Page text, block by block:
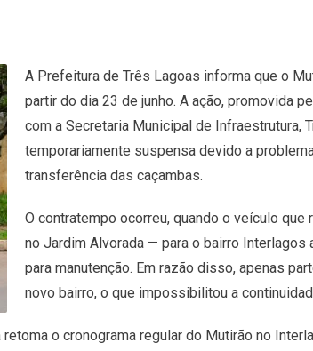
A Prefeitura de Três Lagoas informa que o
partir do dia 23 de junho. A ação, promovida
com a Secretaria Municipal de Infraestrutura,
temporariamente suspensa devido a
transferência das caçambas.
O contratempo ocorreu, quando o veículo
no Jardim Alvorada — para o bairro
para manutenção. Em razão disso, apenas
novo bairro, o que impossibilitou a
o cronograma regular do Mutirão no